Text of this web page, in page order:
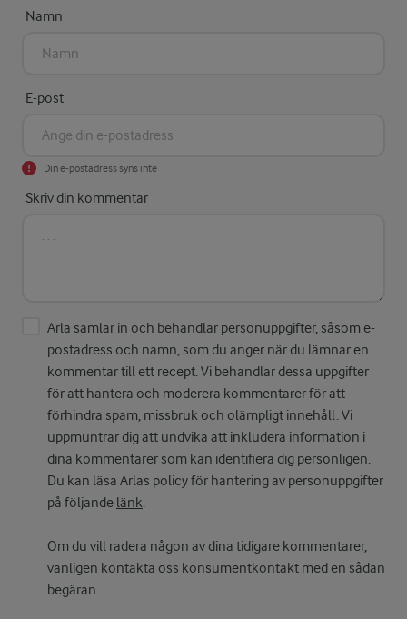
Namn
E-post
Din e-postadress syns inte
Skriv din kommentar
Arla samlar in och behandlar personuppgifter, såsom e-
postadress och namn, som du anger när du lämnar en
kommentar till ett recept. Vi behandlar dessa uppgifter
för att hantera och moderera kommentarer för att
förhindra spam, missbruk och olämpligt innehåll. Vi
uppmuntrar dig att undvika att inkludera information i
dina kommentarer som kan identifiera dig personligen.
Du kan läsa Arlas policy för hantering av personuppgifter
på följande länk.
Om du vill radera någon av dina tidigare kommentarer,
vänligen kontakta oss konsumentkontakt med en sådan
begäran.